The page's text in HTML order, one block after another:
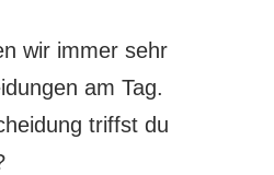
wir immer sehr
am Tag.
triffst du